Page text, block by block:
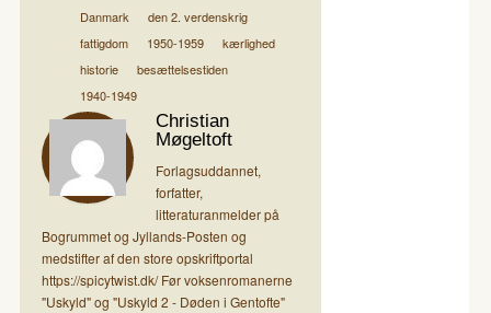
Danmark
den 2. verdenskrig
fattigdom
1950-1959
kærlighed
historie
besættelsestiden
1940-1949
Christian
Møgeltoft
Forlagsuddannet,
forfatter,
litteraturanmelder på
Bogrummet og Jyllands-Posten og
medstifter af den store opskriftportal
https://spicytwist.dk/ Før voksenromanerne
"Uskyld" og "Uskyld 2 - Døden i Gentofte"